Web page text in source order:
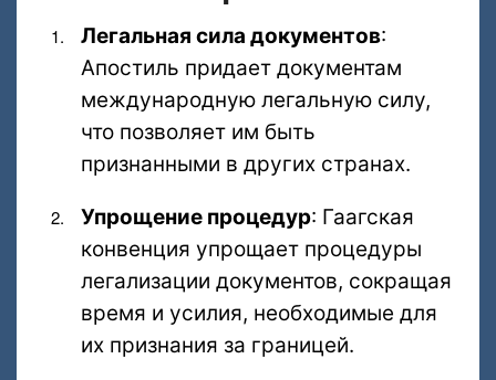
Легальная сила документов:
Апостиль придает документам
международную легальную силу,
что позволяет им быть
признанными в других странах.
Упрощение процедур: Гаагская
конвенция упрощает процедуры
легализации документов, сокращая
время и усилия, необходимые для
их признания за границей.